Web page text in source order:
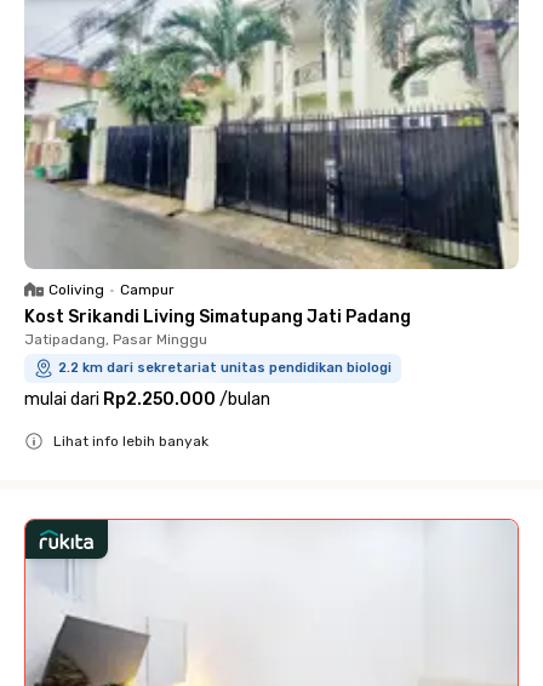
Coliving • Campur
Kost Srikandi Living Simatupang Jati Padang
Jatipadang, Pasar Minggu
2.2 km dari sekretariat unitas pendidikan biologi
mulai dari Rp2.250.000 /bulan
Lihat info lebih banyak